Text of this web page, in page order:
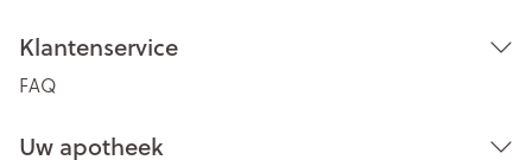
Klantenservice
FAQ
Uw apotheek